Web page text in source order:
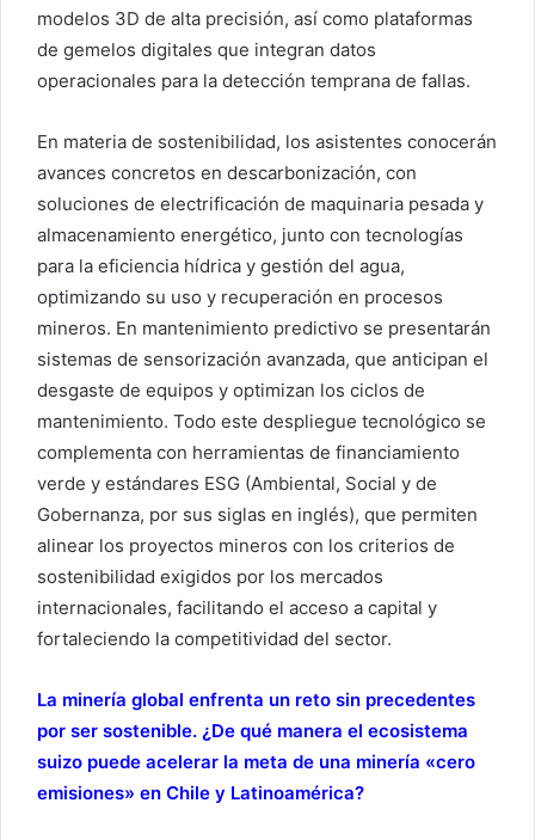
modelos 3D de alta precisión, así como plataformas
de gemelos digitales que integran datos
operacionales para la detección temprana de fallas.
En materia de sostenibilidad, los asistentes conocerán
avances concretos en descarbonización, con
soluciones de electrificación de maquinaria pesada y
almacenamiento energético, junto con tecnologías
para la eficiencia hídrica y gestión del agua,
optimizando su uso y recuperación en procesos
mineros. En mantenimiento predictivo se presentarán
sistemas de sensorización avanzada, que anticipan el
desgaste de equipos y optimizan los ciclos de
mantenimiento. Todo este despliegue tecnológico se
complementa con herramientas de financiamiento
verde y estándares ESG (Ambiental, Social y de
Gobernanza, por sus siglas en inglés), que permiten
alinear los proyectos mineros con los criterios de
sostenibilidad exigidos por los mercados
internacionales, facilitando el acceso a capital y
fortaleciendo la competitividad del sector.
La minería global enfrenta un reto sin precedentes
por ser sostenible. ¿De qué manera el ecosistema
suizo puede acelerar la meta de una minería «cero
emisiones» en Chile y Latinoamérica?